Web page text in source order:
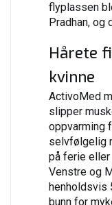
flyplassen
Pradhan, og
Hårete
kvinne
ActivoMed
slipper
oppvarming
selvfølgelig
på ferie
Venstre og
henholdsvis
bunn for